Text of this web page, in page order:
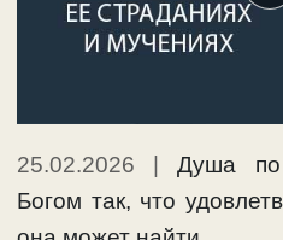
25.02.2026 |Душа по
Богом так, что